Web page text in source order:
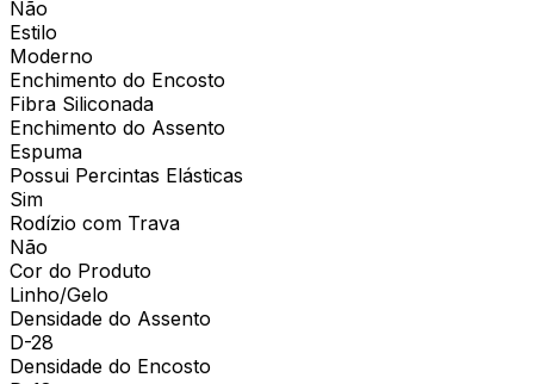
Não
Estilo
Moderno
Enchimento do Encosto
Fibra Siliconada
Enchimento do Assento
Espuma
Possui Percintas Elásticas
Sim
Rodízio com Trava
Não
Cor do Produto
Linho/Gelo
Densidade do Assento
D-28
Densidade do Encosto